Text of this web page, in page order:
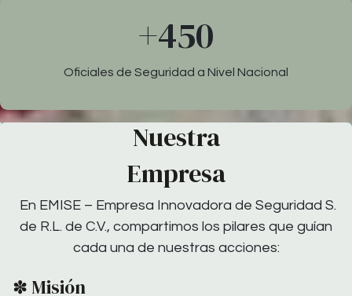
+450
Oficiales de Seguridad a Nivel Nacional
Nuestra
Empresa
En EMISE – Empresa Innovadora de Seguridad S.
de R.L. de C.V., compartimos los pilares que guían
cada una de nuestras acciones:
✽ Misión